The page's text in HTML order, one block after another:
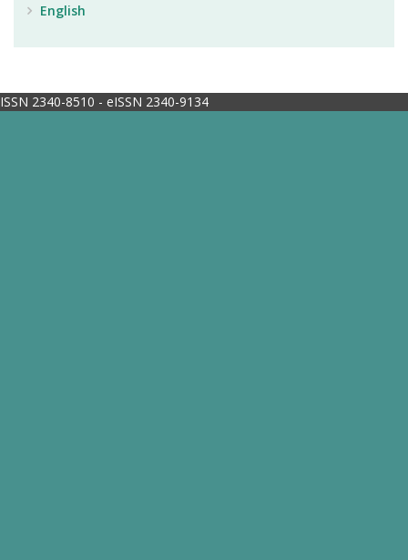
English
ISSN 2340-8510 - eISSN 2340-9134